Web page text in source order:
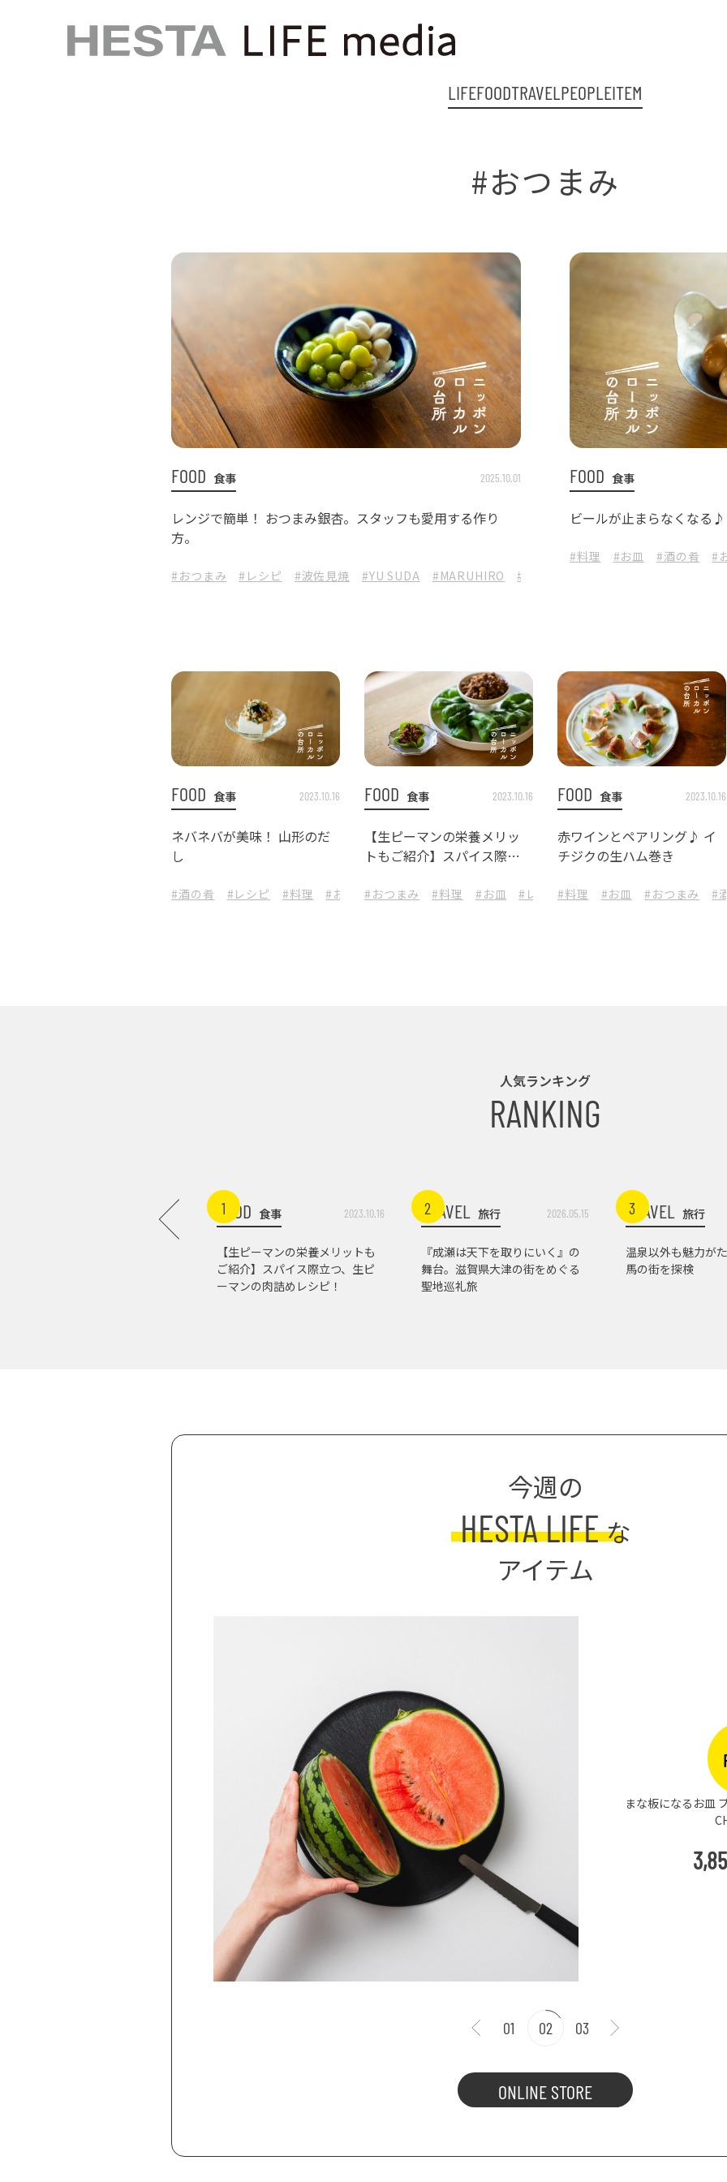
LIFEFOODTRAVELPEOPLEITEM
#おつまみ
FOOD 食事 2025.10.01
レンジで簡単！ おつまみ銀杏。スタッフも愛用する作り
方。
#おつまみ #レシピ #波佐見焼 #YU SUDA #MARUHIRO #酒の肴
FOOD 食事
ビールが止まらなくなる
#料理 #お皿 #酒の肴 #
FOOD 食事 2023.10.16
ネバネバが美味！ 山形のだ
し
#酒の肴 #レシピ #料理 #お皿 #おつまみ
FOOD 食事 2023.10.16
【生ピーマンの栄養メリッ
トもご紹介】スパイス際立
ピ！
#おつまみ #料理 #お皿 #レシピ #酒の肴
FOOD 食事 2023.10.16
赤ワインとペアリング♪ イ
チジクの生ハム巻き
#料理 #お皿 #おつまみ #
人気ランキング
RANKING
1FOOD 食事 2023.10.16
【生ピーマンの栄養メリットも
ご紹介】スパイス際立つ、生ピ
ーマンの肉詰めレシピ！
2
TRAVEL 旅行 2026.05.15
『成瀬は天下を取りにいく』の
舞台。滋賀県大津の街をめぐる
聖地巡礼旅
3
TRAVEL 旅行
温泉以外も魅力が
馬の街を探検
今週の
HESTA LIFEな
アイテム
まな板になるお皿
01 02 03
ONLINE STORE